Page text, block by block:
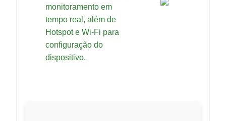
monitoramento em
tempo real, além de
Hotspot e Wi-Fi para
configuração do
dispositivo.